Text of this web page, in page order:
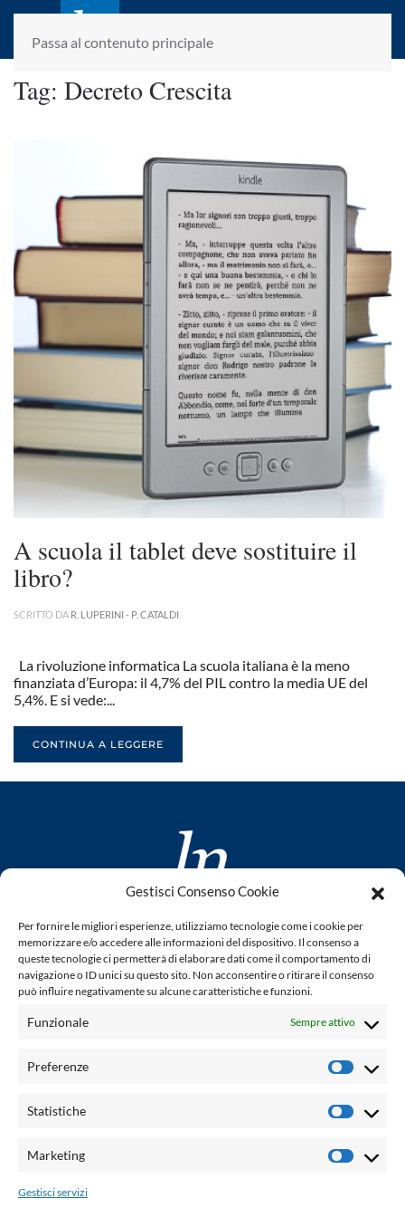
Gestisci Consenso Cookie
Per fornire le migliori esperienze, utilizziamo tecnologie come i cookie per
memorizzare e/o accedere alle informazioni del dispositivo. Il consenso a
queste tecnologie ci permetterà di elaborare dati come il comportamento di
navigazione o ID unici su questo sito. Non acconsentire o ritirare il consenso
può influire negativamente su alcune caratteristiche e funzioni.
Funzionale Sempre attivo
Preferenze
Statistiche
Marketing
Gestisci servizi
Passa al contenuto principale
laletteraturaenoi.it
fondato da Romano Luperini
Tag: Decreto Crescita
A scuola il tablet deve sostituire il
libro?
SCRITTO DA R. LUPERINI - P. CATALDI
La rivoluzione informatica La scuola italiana è la meno
finanziata d’Europa: il 4,7% del PIL contro la media UE del
5,4%. E si vede:...
CONTINUA A LEGGERE
www.laletteraturaenoi.it
fondato da Romano Luperini
Questo blog non rappresenta una testata giornalistica in
quanto viene aggiornato senza alcuna periodicità. Non può
legge n° 62 del 7.03.2001. L'autore non è responsabile per
email: